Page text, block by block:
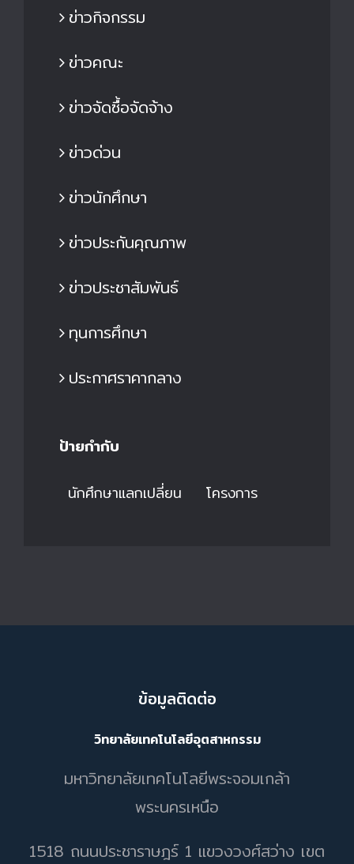
ข่าวกิจกรรม
ข่าวคณะ
ข่าวจัดซื้อจัดจ้าง
ข่าวด่วน
ข่าวนักศึกษา
ข่าวประกันคุณภาพ
ข่าวประชาสัมพันธ์
ทุนการศึกษา
ประกาศราคากลาง
ป้ายกำกับ
นักศึกษาแลกเปลี่ยน โครงการ
ข้อมูลติดต่อ
วิทยาลัยเทคโนโลยีอุตสาหกรรม
มหาวิทยาลัยเทคโนโลยีพระจอมเกล้า
พระนครเหนือ
1518 ถนนประชาราษฎร์ 1 แขวงวงศ์สว่าง เขต